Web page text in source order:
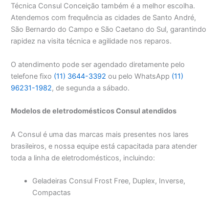
Técnica Consul Conceição também é a melhor escolha.
Atendemos com frequência as cidades de Santo André,
São Bernardo do Campo e São Caetano do Sul, garantindo
rapidez na visita técnica e agilidade nos reparos.
O atendimento pode ser agendado diretamente pelo
telefone fixo (11) 3644-3392 ou pelo WhatsApp (11)
96231-1982, de segunda a sábado.
Modelos de eletrodomésticos Consul atendidos
A Consul é uma das marcas mais presentes nos lares
brasileiros, e nossa equipe está capacitada para atender
toda a linha de eletrodomésticos, incluindo:
Geladeiras Consul Frost Free, Duplex, Inverse,
Compactas